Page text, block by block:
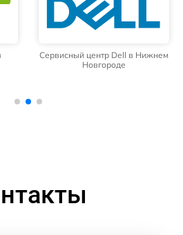
Сервисный центр Dell в Нижнем
Новгороде